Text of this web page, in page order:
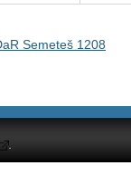
Semeteš 1208